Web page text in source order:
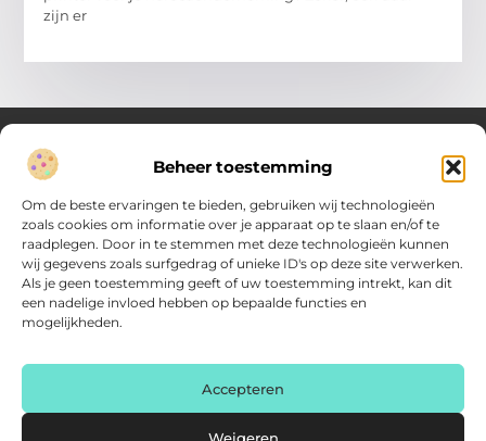
Beheer toestemming
Om de beste ervaringen te bieden, gebruiken wij technologieën
zoals cookies om informatie over je apparaat op te slaan en/of te
raadplegen. Door in te stemmen met deze technologieën kunnen
wij gegevens zoals surfgedrag of unieke ID's op deze site verwerken.
Als je geen toestemming geeft of uw toestemming intrekt, kan dit
een nadelige invloed hebben op bepaalde functies en
mogelijkheden.
Accepteren
Weigeren
zijn er
Inzicht en inspiratie voor jouw dagelijkse keuzes
Ontdek gevarieerde content vol praktische tips, doordachte
inzichten en vernieuwende ideeën. Alles wat je nodig hebt om
met meer overzicht.